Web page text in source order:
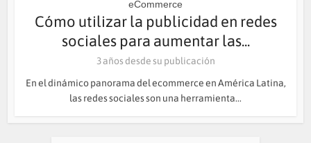
eCommerce
Cómo utilizar la publicidad en redes
sociales para aumentar las...
3 años desde su publicación
En el dinámico panorama del ecommerce en América Latina,
las redes sociales son una herramienta...